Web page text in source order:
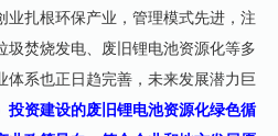
业扎根环保产业，管理模式先进，注
圾焚烧发电、废旧锂电池资源化等多
体系也正日趋完善，未来发展潜力巨
投资建设的废旧锂电池资源化绿色循